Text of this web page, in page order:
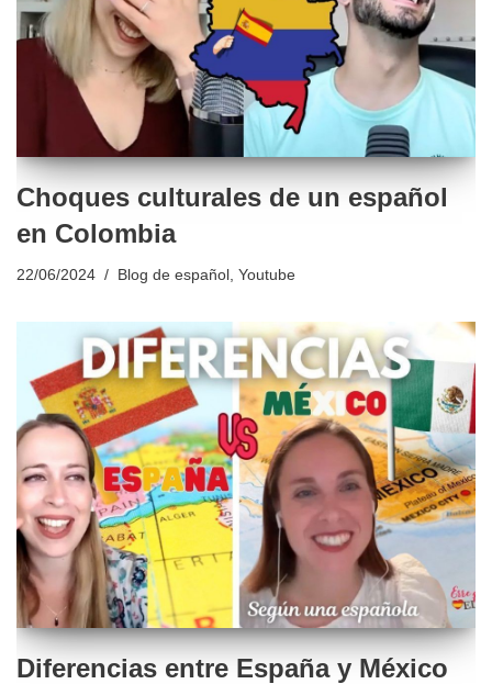
Choques culturales de un español
en Colombia
22/06/2024 Blog de español , Youtube
Diferencias entre España y México